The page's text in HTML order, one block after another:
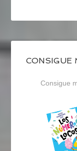
CONSIGUE
Consigue